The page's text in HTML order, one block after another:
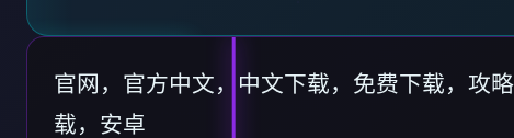
官网，官方中文，中文下载，免费下载，攻
载，安卓